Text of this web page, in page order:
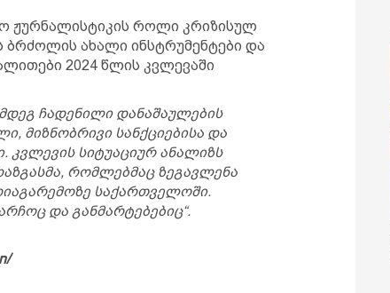
ჟურნალისტიკის როლი კრიზისულ
ბრძოლის ახალი ინსტრუმენტები და
2024 წლის კვლევაში
ჩადენილი დანაშაულების
მიზნობრივი სანქციებისა და
სიტუაციურ ანალიზს
რომლებმაც ზეგავლენა
საქართველოში.
და განმარტებებიც“.